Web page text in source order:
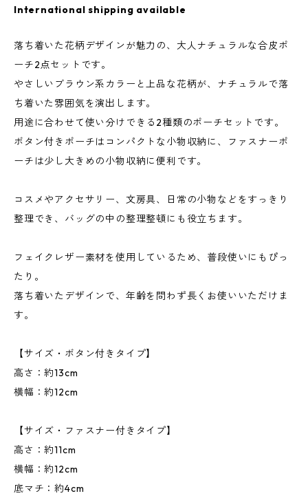
International shipping available
落ち着いた花柄デザインが魅力の、大人ナチュラルな合皮ポ
ーチ2点セットです。
やさしいブラウン系カラーと上品な花柄が、ナチュラルで落
ち着いた雰囲気を演出します。
用途に合わせて使い分けできる2種類のポーチセットです。
ボタン付きポーチはコンパクトな小物収納に、ファスナーポ
ーチは少し大きめの小物収納に便利です。
コスメやアクセサリー、文房具、日常の小物などをすっきり
整理でき、バッグの中の整理整頓にも役立ちます。
フェイクレザー素材を使用しているため、普段使いにもぴっ
たり。
落ち着いたデザインで、年齢を問わず長くお使いいただけま
す。
【サイズ・ボタン付きタイプ】
高さ：約13cm
横幅：約12cm
【サイズ・ファスナー付きタイプ】
高さ：約11cm
横幅：約12cm
底マチ：約4cm